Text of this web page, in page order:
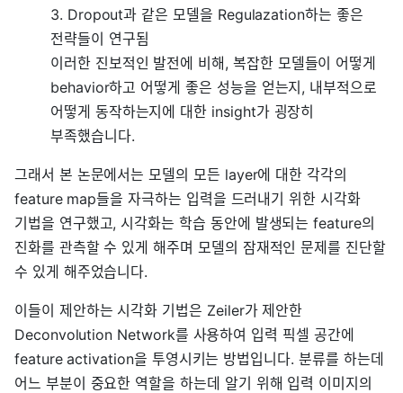
3. Dropout과 같은 모델을 Regulazation하는 좋은
전략들이 연구됨
이러한 진보적인 발전에 비해, 복잡한 모델들이 어떻게
behavior하고 어떻게 좋은 성능을 얻는지, 내부적으로
어떻게 동작하는지에 대한 insight가 굉장히
부족했습니다.
그래서 본 논문에서는 모델의 모든 layer에 대한 각각의
feature map들을 자극하는 입력을 드러내기 위한 시각화
기법을 연구했고, 시각화는 학습 동안에 발생되는 feature의
진화를 관측할 수 있게 해주며 모델의 잠재적인 문제를 진단할
수 있게 해주었습니다.
이들이 제안하는 시각화 기법은 Zeiler가 제안한
Deconvolution Network를 사용하여 입력 픽셀 공간에
feature activation을 투영시키는 방법입니다. 분류를 하는데
어느 부분이 중요한 역할을 하는데 알기 위해 입력 이미지의